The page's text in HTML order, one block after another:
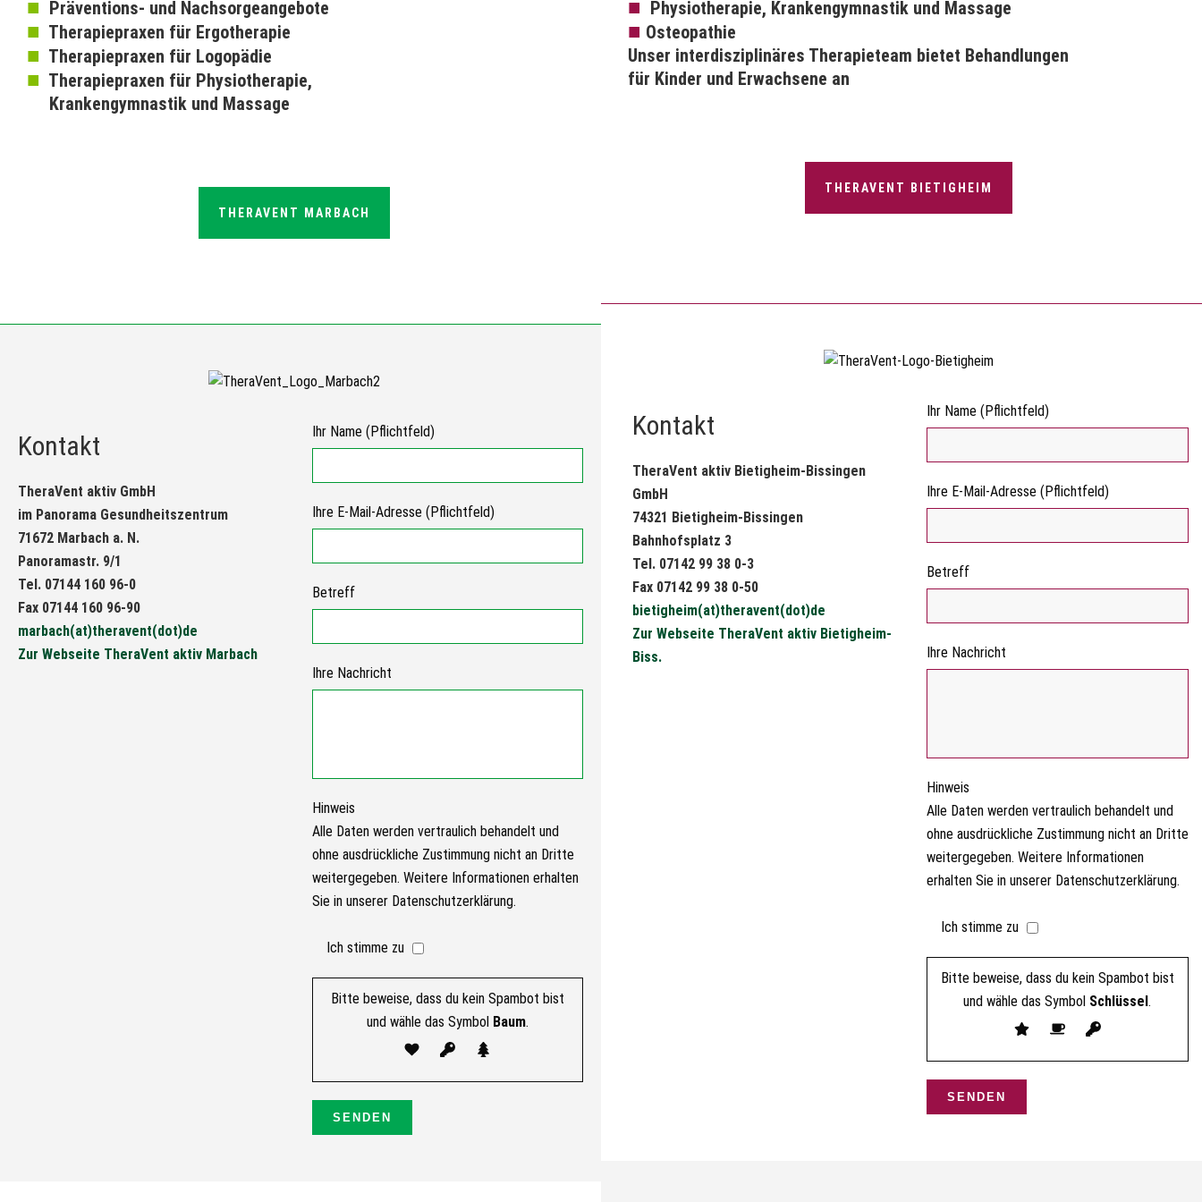
■ Präventions- und Nachsorgeangebote
■ Therapiepraxen für Ergotherapie
■ Therapiepraxen für Logopädie
■ Therapiepraxen für Physiotherapie,
Krankengymnastik und Massage
THERAVENT MARBACH
Kontakt
TheraVent aktiv GmbH
im Panorama Gesundheitszentrum
71672 Marbach a. N.
Panoramastr. 9/1
Tel. 07144 160 96-0
Fax 07144 160 96-90
marbach(at)theravent(dot)de
Zur Webseite TheraVent aktiv Marbach
Ihr Name (Pflichtfeld)
Ihre E-Mail-Adresse (Pflichtfeld)
Betreff
Ihre Nachricht
Hinweis
Alle Daten werden vertraulich behandelt und
ohne ausdrückliche Zustimmung nicht an Dritte
weitergegeben. Weitere Informationen erhalten
Sie in unserer Datenschutzerklärung.
Ich stimme zu
Bitte beweise, dass du kein Spambot bist
und wähle das Symbol Baum.
■ Physiotherapie, Krankengymnastik und Massage
■ Osteopathie
Unser interdisziplinäres Therapieteam bietet Behandlungen
für Kinder und Erwachsene an
THERAVENT BIETIGHEIM
Kontakt
TheraVent aktiv Bietigheim-Bissingen
GmbH
74321 Bietigheim-Bissingen
Bahnhofsplatz 3
Tel. 07142 99 38 0-3
Fax 07142 99 38 0-50
bietigheim(at)theravent(dot)de
Zur Webseite TheraVent aktiv Bietigheim-
Biss.
Ihr Name (Pflichtfeld)
Ihre E-Mail-Adresse (Pflichtfeld)
Betreff
Ihre Nachricht
Hinweis
Alle Daten werden vertraulich behandelt und
ohne ausdrückliche Zustimmung nicht an Dritte
weitergegeben. Weitere Informationen
erhalten Sie in unserer Datenschutzerklärung.
Ich stimme zu
Bitte beweise, dass du kein Spambot bist
und wähle das Symbol Schlüssel.